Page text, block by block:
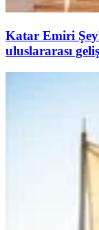
Katar Emiri
uluslararası